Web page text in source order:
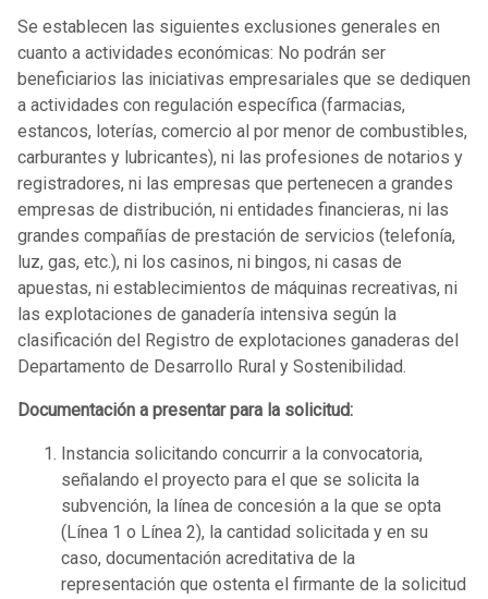
Se establecen las siguientes exclusiones generales en
cuanto a actividades económicas: No podrán ser
beneficiarios las iniciativas empresariales que se dediquen
a actividades con regulación específica (farmacias,
estancos, loterías, comercio al por menor de combustibles,
carburantes y lubricantes), ni las profesiones de notarios y
registradores, ni las empresas que pertenecen a grandes
empresas de distribución, ni entidades financieras, ni las
grandes compañías de prestación de servicios (telefonía,
luz, gas, etc.), ni los casinos, ni bingos, ni casas de
apuestas, ni establecimientos de máquinas recreativas, ni
las explotaciones de ganadería intensiva según la
clasificación del Registro de explotaciones ganaderas del
Departamento de Desarrollo Rural y Sostenibilidad.
Documentación a presentar para la solicitud:
Instancia solicitando concurrir a la convocatoria,
señalando el proyecto para el que se solicita la
subvención, la línea de concesión a la que se opta
(Línea 1 o Línea 2), la cantidad solicitada y en su
caso, documentación acreditativa de la
representación que ostenta el firmante de la solicitud